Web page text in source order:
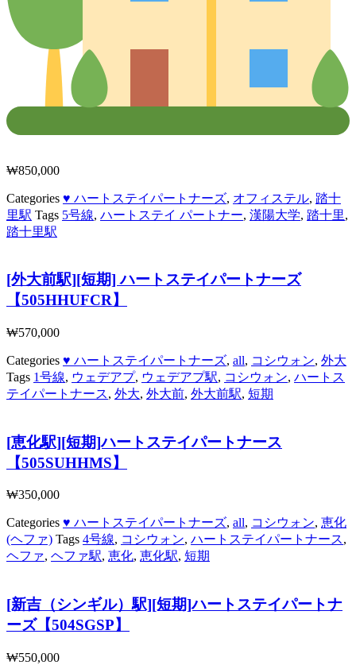
₩850,000
Categories ♥ ハートステイパートナーズ, オフィステル, 踏十
里駅 Tags 5号線, ハートステイ パートナー, 漢陽大学, 踏十里,
踏十里駅
[外大前駅][短期] ハートステイパートナーズ
【505HHUFCR】
₩570,000
Categories ♥ ハートステイパートナーズ, all, コシウォン, 外大
Tags 1号線, ウェデアプ, ウェデアプ駅, コシウォン, ハートス
テイパートナース, 外大, 外大前, 外大前駅, 短期
[恵化駅][短期]ハートステイパートナース
【505SUHHMS】
₩350,000
Categories ♥ ハートステイパートナーズ, all, コシウォン, 恵化
(ヘファ) Tags 4号線, コシウォン, ハートステイパートナース,
ヘファ, ヘファ駅, 恵化, 恵化駅, 短期
[新吉（シンギル）駅][短期]ハートステイパートナ
ーズ【504SGSP】
₩550,000